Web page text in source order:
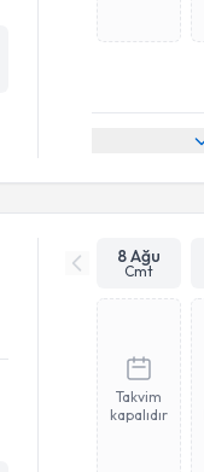
8 Ağu
Cmt
Takvim
kapalıdır